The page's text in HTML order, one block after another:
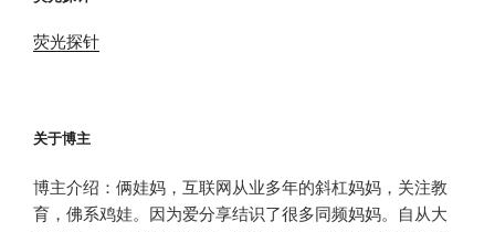
荧光探针
关于博主
博主介绍：俩娃妈，互联网从业多年的斜杠妈妈，关注教
育，佛系鸡娃。因为爱分享结识了很多同频妈妈。自从大